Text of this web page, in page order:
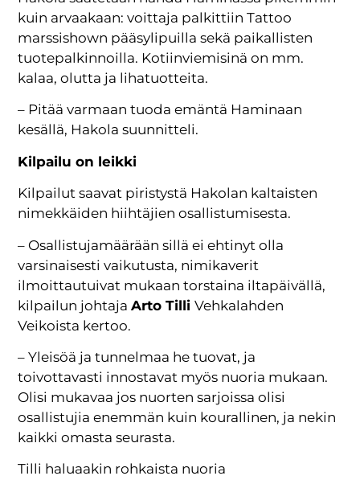
kuin arvaakaan: voittaja palkittiin Tattoo
marssishown pääsylipuilla sekä paikallisten
tuotepalkinnoilla. Kotiinviemisinä on mm.
kalaa, olutta ja lihatuotteita.
– Pitää varmaan tuoda emäntä Haminaan
kesällä, Hakola suunnitteli.
Kilpailu on leikki
Kilpailut saavat piristystä Hakolan kaltaisten
nimekkäiden hiihtäjien osallistumisesta.
– Osallistujamäärään sillä ei ehtinyt olla
varsinaisesti vaikutusta, nimikaverit
ilmoittautuivat mukaan torstaina iltapäivällä,
kilpailun johtajaArto TilliVehkalahden
Veikoista kertoo.
– Yleisöä ja tunnelmaa he tuovat, ja
toivottavasti innostavat myös nuoria mukaan.
Olisi mukavaa jos nuorten sarjoissa olisi
osallistujia enemmän kuin kourallinen, ja nekin
kaikki omasta seurasta.
Tilli haluaakin rohkaista nuoria